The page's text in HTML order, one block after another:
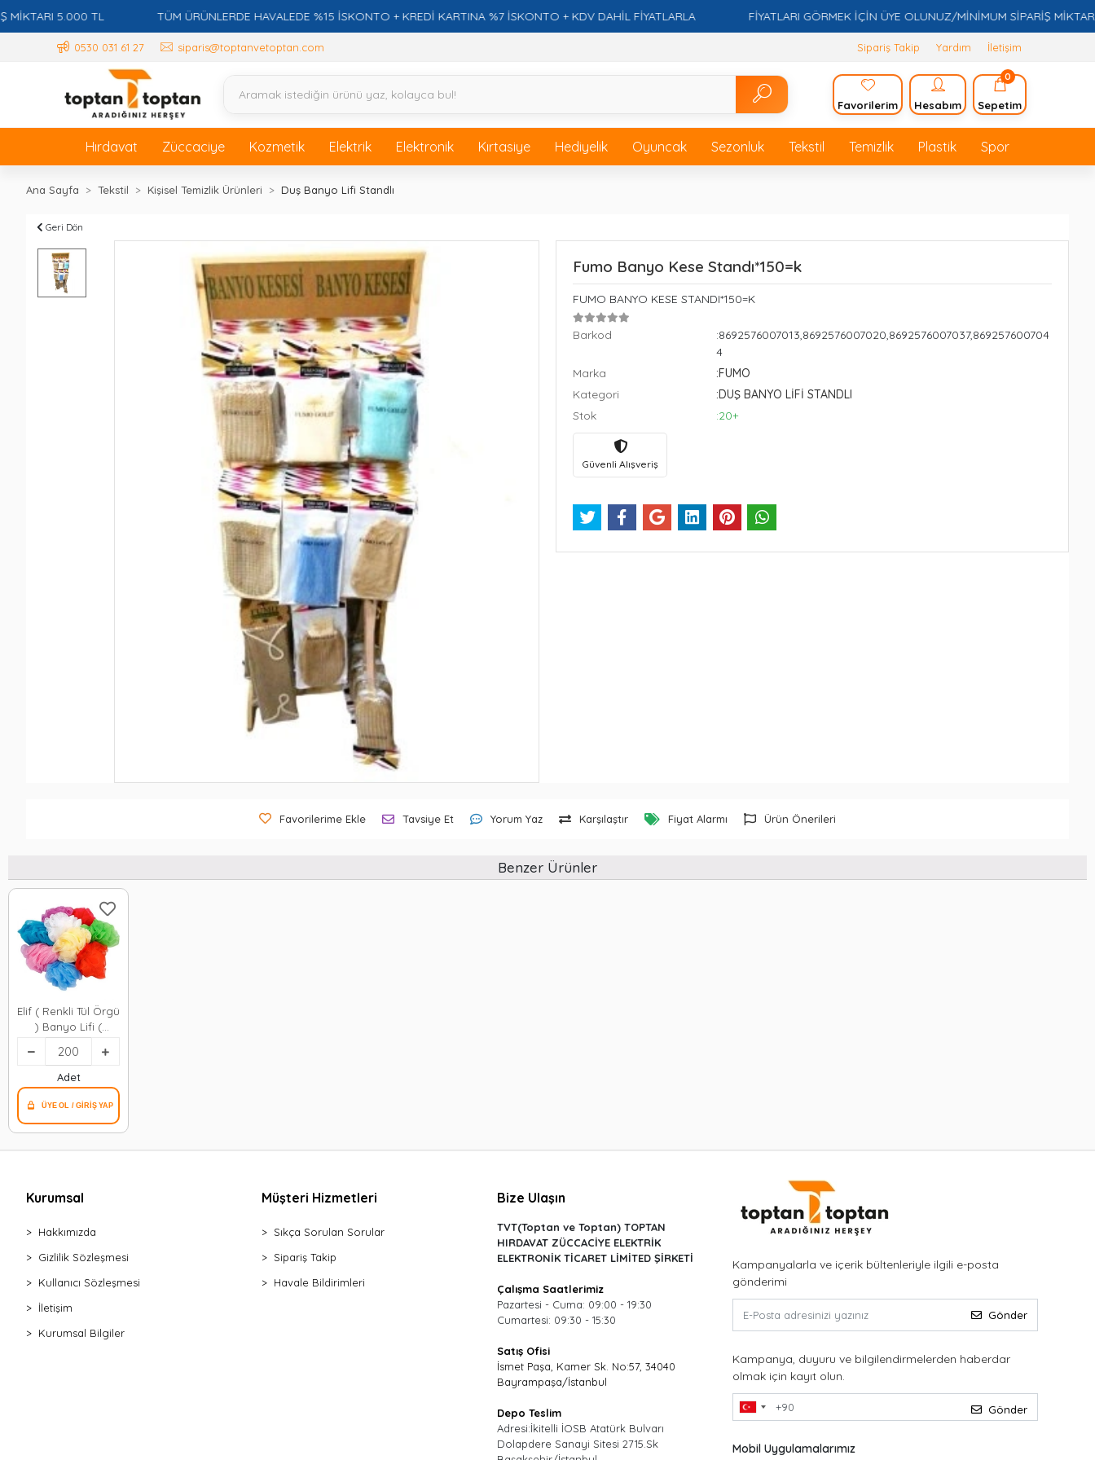
5.000 TL TÜM ÜRÜNLERDE HAVALEDE %15 İSKONTO + KREDİ KARTINA %7 İSKONTO + KDV DAHİL FİYATLARLA FİYATLARI GÖRMEK İÇİN ÜYE OLUNUZ/MİNİMUM SİPARİŞ MİKTARI
0530 031 61 27 siparis@toptanvetoptan.com Sipariş Takip Yardım İletişim
Favorilerim Hesabım
0
Sepetim
Hırdavat Züccaciye Kozmetik Elektrik Elektronik Kırtasiye Hediyelik Oyuncak Sezonluk Tekstil Temizlik Plastik Spor
Ana Sayfa Tekstil Kişisel Temizlik Ürünleri Duş Banyo Lifi Standlı
Geri Dön
Fumo Banyo Kese Standı*150=k
FUMO BANYO KESE STANDI*150=K
Barkod
:8692576007013,8692576007020,8692576007037,869257600704
4
Marka
:FUMO
Kategori
:DUŞ BANYO LİFİ STANDLI
Stok
:20+
Güvenli Alışveriş
Favorilerime Ekle Tavsiye Et Yorum Yaz Karşılaştır Fiyat Alarmı Ürün Önerileri
Benzer Ürünler
Elif ( Renkli Tül Örgü
) Banyo Lifi (
Karton Standlı ) (
Brkt-291147 )*200=k
Adet
Kurumsal
Hakkımızda
Gizlilik Sözleşmesi
Kullanıcı Sözleşmesi
İletişim
Kurumsal Bilgiler
Müşteri Hizmetleri
Sıkça Sorulan Sorular
Sipariş Takip
Havale Bildirimleri
Bize Ulaşın
TVT(Toptan ve Toptan) TOPTAN
HIRDAVAT ZÜCCACİYE ELEKTRİK
ELEKTRONİK TİCARET LİMİTED ŞİRKETİ
Çalışma Saatlerimiz
Pazartesi - Cuma: 09:00 - 19:30
Cumartesi: 09:30 - 15:30
Satış Ofisi
İsmet Paşa, Kamer Sk. No:57, 34040
Bayrampaşa/İstanbul
Depo Teslim
Adresi:İkitelli İOSB Atatürk Bulvarı
Dolapdere Sanayi Sitesi 2715.Sk
Kampanyalarla ve içerik bültenleriyle ilgili e-posta
gönderimi
Gönder
Kampanya, duyuru ve bilgilendirmelerden haberdar
olmak için kayıt olun.
Gönder
Mobil Uygulamalarımız